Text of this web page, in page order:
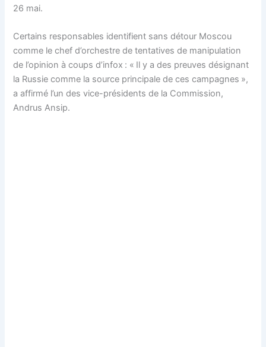
26 mai.
Certains responsables identifient sans détour Moscou
comme le chef d’orchestre de tentatives de manipulation
de l’opinion à coups d’infox : « Il y a des preuves désignant
la Russie comme la source principale de ces campagnes »,
a affirmé l’un des vice-présidents de la Commission,
Andrus Ansip.